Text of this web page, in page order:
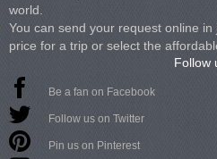
world.
You can send your request online
price for a trip or select the
Follow
Be a fan on Facebook
Follow us on Twitter
Pin us on Pinterest